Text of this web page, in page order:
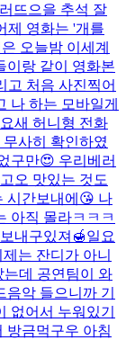
뜨으을 추석 잘
제 영화는 '개를
오늘밤 이세계
이랑 같이 영화본
고 처음 사진찍어
나 하는 모바일게
새 허니형 전화
사히 확인하였
구만😍 우리베러
오 맛있는 것도
시간보내에😘 나
아직 몰라ㅋㅋㅋ
내구있져🍯일요
는 잔디가 아니
데 공연팀이 와
악 들으니까 기
없어서 누워있기
방금먹구우 아침